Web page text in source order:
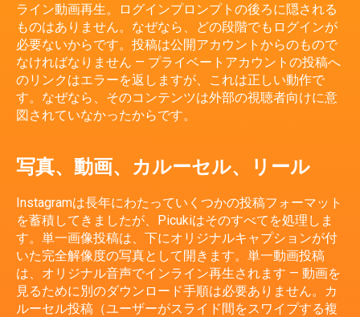
ライン動画再生。ログインプロンプトの後ろに隠される
ものはありません。なぜなら、どの段階でもログインが
必要ないからです。投稿は公開アカウントからのもので
なければなりません — プライベートアカウントの投稿へ
のリンクはエラーを返しますが、これは正しい動作で
す。なぜなら、そのコンテンツは外部の視聴者向けに意
図されていなかったからです。
写真、動画、カルーセル、リール
Instagramは長年にわたっていくつかの投稿フォーマット
を蓄積してきましたが、Picukiはそのすべてを処理しま
す。単一画像投稿は、下にオリジナルキャプションが付
いた完全解像度の写真として開きます。単一動画投稿
は、オリジナル音声でインライン再生されます — 動画を
見るために別のダウンロード手順は必要ありません。カ
ルーセル投稿（ユーザーがスライド間をスワイプする複